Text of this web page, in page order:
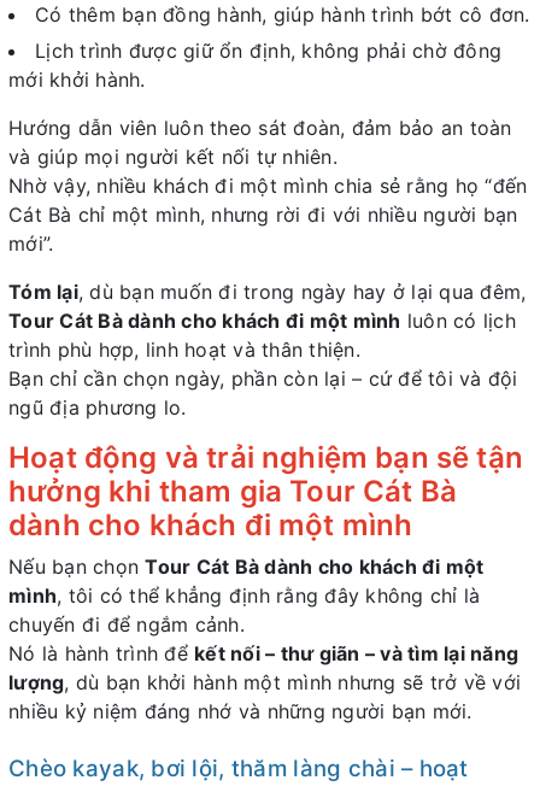
Có thêm bạn đồng hành, giúp hành trình bớt cô đơn.
Lịch trình được giữ ổn định, không phải chờ đông
mới khởi hành.
Hướng dẫn viên luôn theo sát đoàn, đảm bảo an toàn
và giúp mọi người kết nối tự nhiên.
Nhờ vậy, nhiều khách đi một mình chia sẻ rằng họ “đến
Cát Bà chỉ một mình, nhưng rời đi với nhiều người bạn
mới”.
Tóm lại, dù bạn muốn đi trong ngày hay ở lại qua đêm,
Tour Cát Bà dành cho khách đi một mình luôn có lịch
trình phù hợp, linh hoạt và thân thiện.
Bạn chỉ cần chọn ngày, phần còn lại – cứ để tôi và đội
ngũ địa phương lo.
Hoạt động và trải nghiệm bạn sẽ tận
hưởng khi tham gia Tour Cát Bà
dành cho khách đi một mình
Nếu bạn chọnTour Cát Bà dành cho khách đi một
mình, tôi có thể khẳng định rằng đây không chỉ là
chuyến đi để ngắm cảnh.
Nó là hành trình để kết nối – thư giãn – và tìm lại năng
lượng, dù bạn khởi hành một mình nhưng sẽ trở về với
nhiều kỷ niệm đáng nhớ và những người bạn mới.
Chèo kayak, bơi lội, thăm làng chài – hoạt